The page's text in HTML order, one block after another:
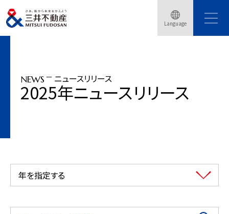
Language
トップページ ニュースリリース
三井不動産、グローバル・ブレインと共同で総額200億円のCVCを新設
NEWS ニュースリリース
2025年ニュースリリース
年を指定する